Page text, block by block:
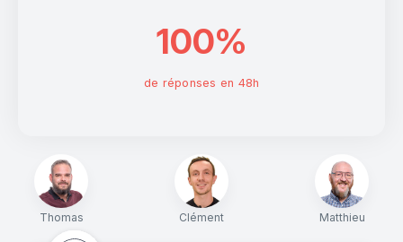
Thomas Clément Matthieu
100%
de réponses en 48h